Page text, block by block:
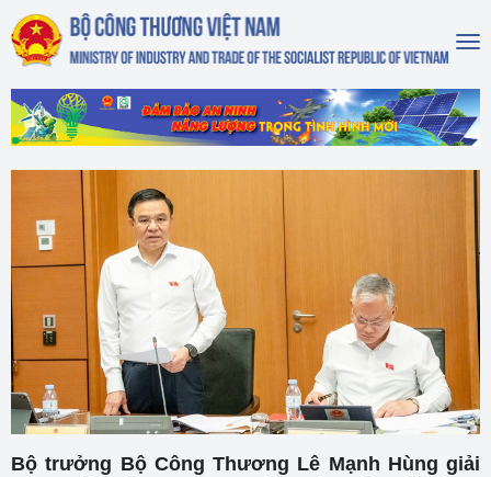
Bộ trưởng Bộ Công Thương Lê Mạnh Hùng giải